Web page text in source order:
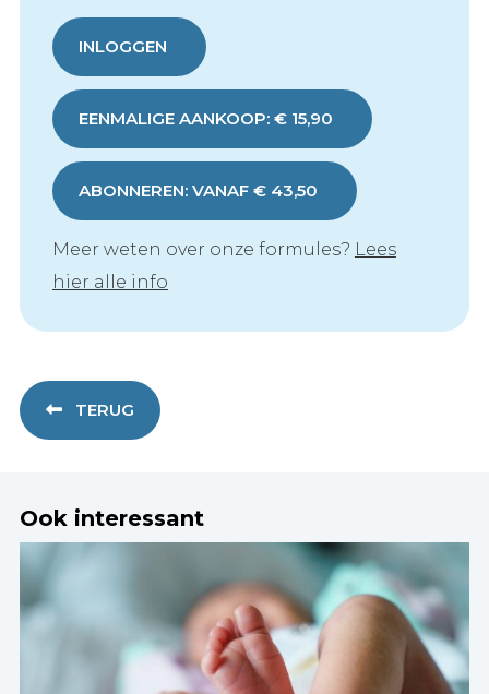
INLOGGEN
EENMALIGE AANKOOP: € 15,90
ABONNEREN: VANAF € 43,50
Meer weten over onze formules? Lees
hier alle info
TERUG
Ook interessant